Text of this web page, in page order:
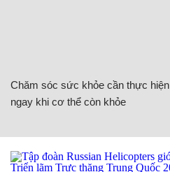
Chăm sóc sức khỏe cần thực hiện
ngay khi cơ thể còn khỏe